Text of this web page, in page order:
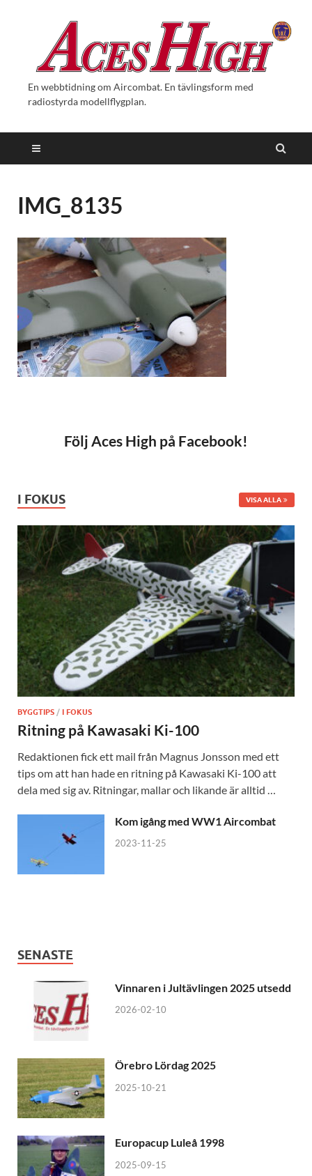
En webbtidning om Aircombat. En tävlingsform med
radiostyrda modellflygplan.
IMG_8135
Följ Aces High på Facebook!
I FOKUS VISA ALLA
BYGGTIPS / I FOKUS
Ritning på Kawasaki Ki-100
Redaktionen fick ett mail från Magnus Jonsson med ett
tips om att han hade en ritning på Kawasaki Ki-100 att
dela med sig av. Ritningar, mallar och likande är alltid …
Kom igång med WW1 Aircombat
2023-11-25
SENASTE
Vinnaren i Jultävlingen 2025 utsedd
2026-02-10
Örebro Lördag 2025
2025-10-21
Europacup Luleå 1998
2025-09-15